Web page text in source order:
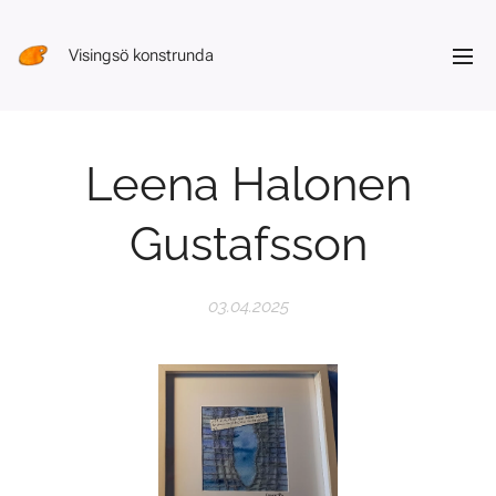
Visingsö konstrunda
Leena Halonen
Gustafsson
03.04.2025